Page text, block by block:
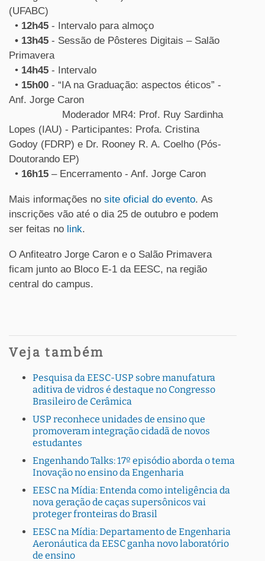
(UFABC)
• 12h45 - Intervalo para almoço
• 13h45 - Sessão de Pôsteres Digitais – Salão
Primavera
• 14h45 - Intervalo
• 15h00 - “IA na Graduação: aspectos éticos” -
Anf. Jorge Caron
Moderador MR4: Prof. Ruy Sardinha
Lopes (IAU) - Participantes: Profa. Cristina
Godoy (FDRP) e Dr. Rooney R. A. Coelho (Pós-
Doutorando EP)
• 16h15 – Encerramento - Anf. Jorge Caron
Mais informações no site oficial do evento. As
inscrições vão até o dia 25 de outubro e podem
ser feitas no link.
O Anfiteatro Jorge Caron e o Salão Primavera
ficam junto ao Bloco E-1 da EESC, na região
central do campus.
Veja também
Pesquisa da EESC-USP sobre manufatura
aditiva de vidros é destaque no Congresso
Brasileiro de Cerâmica
USP reconhece unidades de ensino que
promoveram integração cidadã de novos
estudantes
Engenhando Talks: 17º episódio aborda o tema
Inovação no ensino da Engenharia
EESC na Mídia: Entenda como inteligência da
nova geração de caças supersônicos vai
proteger fronteiras do Brasil
EESC na Mídia: Departamento de Engenharia
Aeronáutica da EESC ganha novo laboratório
de ensino